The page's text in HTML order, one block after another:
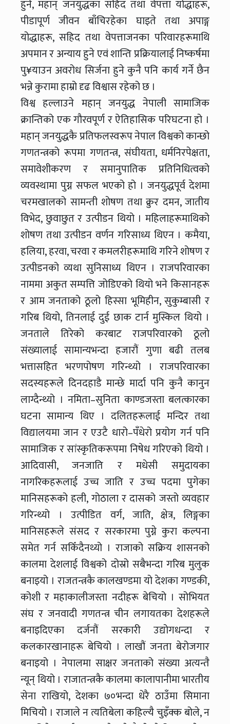
हुने, महान् जनयुद्धका सहिद तथा वेपत्ता योद्धाहरू,
पीडापूर्ण जीवन बाँचिरहेका घाइते तथा अपाङ्ग
योद्धाहरू, सहिद तथा वेपत्ताजनका परिवारहरूमाथि
अपमान र अन्याय हुने एवं शान्ति प्रक्रियालाई निष्कर्षमा
पु¥याउन अवरोध सिर्जना हुने कुनै पनि कार्य गर्ने छैन
भन्ने कुरामा हाम्रो दृढ विश्वास रहेको छ ।
विश्व हल्लाउने महान् जनयुद्ध नेपाली सामाजिक
क्रान्तिको एक गौरवपूर्ण र ऐतिहासिक परिघटना हो ।
महान् जनयुद्धकै प्रतिफलस्वरूप नेपाल विश्वको कान्छो
गणतन्त्रको रूपमा गणतन्त्र, संघीयता, धर्मनिरपेक्षता,
समावेशीकरण र समानुपातिक प्रतिनिधित्वको
व्यवस्थामा पुग्न सफल भएको हो । जनयुद्धपूर्व देशमा
चरमखालको सामन्ती शोषण तथा क्रुर दमन, जातीय
विभेद, छुवाछुत र उत्पीडन थियो । महिलाहरूमाथिको
शोषण तथा उत्पीडन वर्णन गरिसाध्य थिएन । कमैया,
हलिया, हरवा, चरवा र कमलरीहरूमाथि गरिने शोषण र
उत्पीडनको व्यथा सुनिसाध्य थिएन । राजपरिवारका
नाममा अकुत सम्पत्ति जोडिएको थियो भने किसानहरू
र आम जनताको ठूलो हिस्सा भूमिहीन, सुकुम्बासी र
गरिब थियो, तिनलाई दुई छाक टार्न मुस्किल थियो ।
जनताले तिरेको करबाट राजपरिवारको ठूलो
संख्यालाई सामान्यभन्दा हजारौं गुणा बढी तलब
भत्तासहित भरणपोषण गरिन्थ्यो । राजपरिवारका
सदस्यहरूले दिनदहाडै मान्छे मार्दा पनि कुनै कानुन
लाग्दैन्थ्यो । नमिता–सुनिता काण्डजस्ता बलत्कारका
घटना सामान्य थिए । दलितहरूलाई मन्दिर तथा
विद्यालयमा जान र एउटै धारो–पँधेरो प्रयोग गर्न पनि
सामाजिक र सांस्कृतिकरूपमा निषेध गरिएको थियो ।
आदिवासी, जनजाति र मधेसी समुदायका
नागरिकहरूलाई उच्च जाति र उच्च पदमा पुगेका
मानिसहरूको हली, गोठाला र दासको जस्तो व्यवहार
गरिन्थ्यो । उत्पीडित वर्ग, जाति, क्षेत्र, लिङ्गका
मानिसहरूले संसद र सरकारमा पुग्ने कुरा कल्पना
समेत गर्न सकिँदैनथ्यो । राजाको सक्रिय शासनको
कालमा देशलाई विश्वको दोस्रो सबैभन्दा गरिब मुलुक
बनाइयो । राजतन्त्रकै कालखण्डमा यो देशका गण्डकी,
कोशी र महाकालीजस्ता नदीहरू बेचियो । सोभियत
संघ र जनवादी गणतन्त्र चीन लगायतका देशहरूले
बनाइदिएका दर्जनौं सरकारी उद्योगधन्दा र
कलकारखानाहरू बेचियो । लाखौं जनता बेरोजगार
बनाइयो । नेपालमा साक्षर जनताको संख्या अत्यन्तै
न्यून् थियो । राजातन्त्रकै कालमा कालापानीमा भारतीय
सेना राखियो, देशका ७०भन्दा धेरै ठाउँमा सिमाना
मिचियो । राजाले न त्यतिबेला कहिल्यै चुइँक्क बोले, न